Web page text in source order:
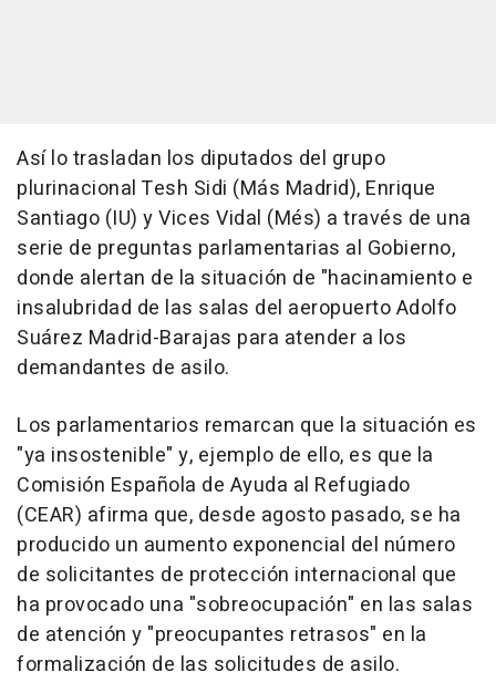
Así lo trasladan los diputados del grupo
plurinacional Tesh Sidi (Más Madrid), Enrique
Santiago (IU) y Vices Vidal (Més) a través de una
serie de preguntas parlamentarias al Gobierno,
donde alertan de la situación de "hacinamiento e
insalubridad de las salas del aeropuerto Adolfo
Suárez Madrid-Barajas para atender a los
demandantes de asilo.
Los parlamentarios remarcan que la situación es
"ya insostenible" y, ejemplo de ello, es que la
Comisión Española de Ayuda al Refugiado
(CEAR) afirma que, desde agosto pasado, se ha
producido un aumento exponencial del número
de solicitantes de protección internacional que
ha provocado una "sobreocupación" en las salas
de atención y "preocupantes retrasos" en la
formalización de las solicitudes de asilo.